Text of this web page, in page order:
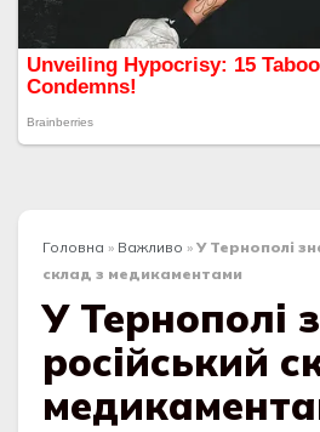
Головна » Важливо » У Тернополі
склад з медикаментами
У Тернополі
російський